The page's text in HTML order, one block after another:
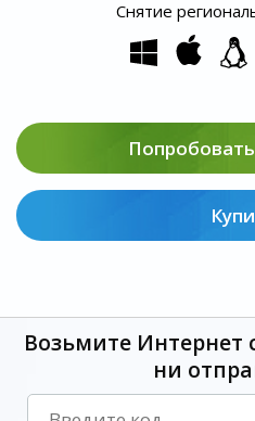
Снятие
Возьмите Интернет
ни